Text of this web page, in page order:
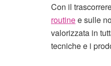
Con il
routinee sulle
valorizzata in
tecniche e i